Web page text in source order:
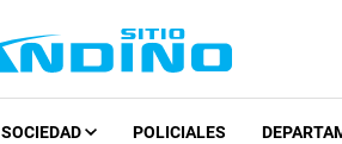
SOCIEDAD POLICIALES